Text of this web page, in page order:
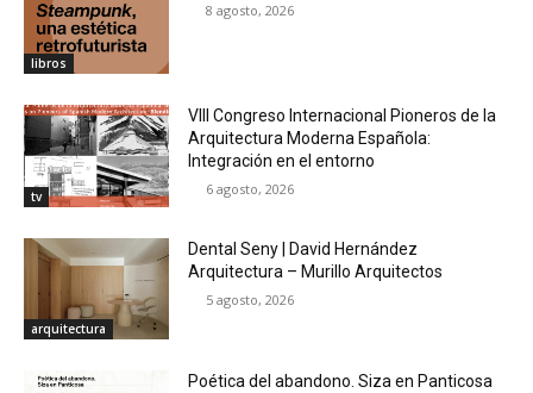
libros
8 agosto, 2026
tv
VIII Congreso Internacional Pioneros de la
Arquitectura Moderna Española:
Integración en el entorno
6 agosto, 2026
arquitectura
Dental Seny | David Hernández
Arquitectura – Murillo Arquitectos
5 agosto, 2026
Poética del abandono. Siza en Panticosa